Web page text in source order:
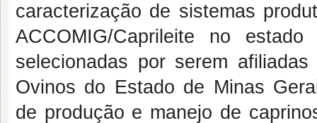
caracterização de sistemas
ACCOMIG/Caprileite no
selecionadas por serem
Ovinos do Estado de Minas
de produção e manejo de